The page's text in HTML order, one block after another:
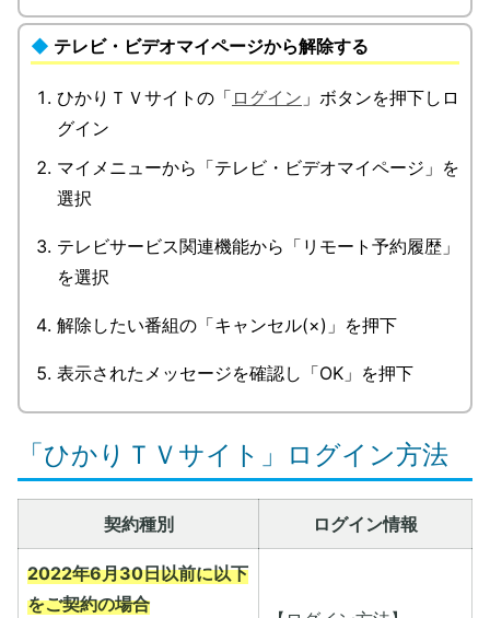
テレビ・ビデオマイページから解除する
ひかりＴＶサイトの「 ログイン 」ボタンを押下しロ
グイン
マイメニューから「テレビ・ビデオマイページ」を
選択
テレビサービス関連機能から「リモート予約履歴」
を選択
解除したい番組の「キャンセル(×)」を押下
表示されたメッセージを確認し「OK」を押下
「ひかりＴＶサイト」ログイン方法
契約種別 ログイン情報
2022年6月30日以前に以下
をご契約の場合